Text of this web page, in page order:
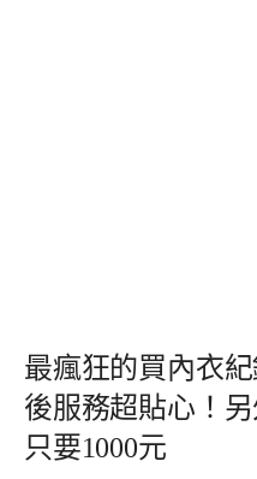
最瘋狂的買內衣
後服務超貼心！
只要1000元